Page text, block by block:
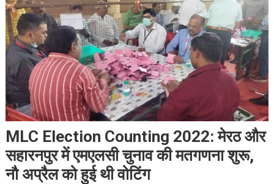
MLC Election Counting 2022: मेरठ और
सहारनपुर में एमएलसी चुनाव की मतगणना शुरू,
नौ अप्रैल को हुई थी वोटिंग